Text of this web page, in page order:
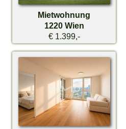
Mietwohnung
1220 Wien
€ 1.399,-